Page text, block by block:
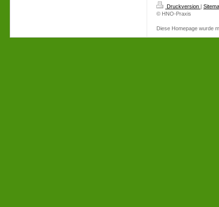
Druckversion |
© HNO-Praxis
Diese Homepage wurde